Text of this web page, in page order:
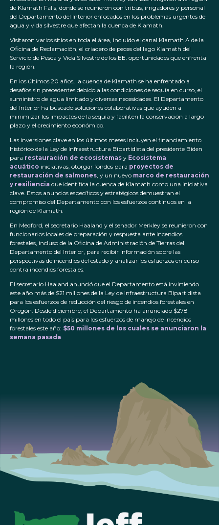
de Klamath Falls, donde se reunieron con tribus, irrigadores y personal
del Departamento del Interior enfocados en los problemas urgentes de
agua y vida silvestre que afectan la cuenca de Klamath.
Visitaron varios sitios en toda el área, incluido el canal Klamath A de la
Oficina de Reclamación, el criadero de peces del lago Klamath del
Servicio de Pesca y Vida Silvestre de los EE. oportunidades que enfrenta
la región.
En los últimos 20 años, la cuenca de Klamath se ha enfrentado a
desafíos sin precedentes debido a las condiciones de sequía en curso, el
suministro de agua limitado y diversas necesidades. El Departamento
del Interior ha buscado soluciones colaborativas que ayuden a
minimizar los impactos de la sequía y faciliten la conservación a largo
plazo y el crecimiento económico.
Las inversiones clave en los últimos meses incluyen el financiamiento
histórico de la Ley de Infraestructura Bipartidista del presidente Biden
para restauración de ecosistemas y Ecosistema
acuático iniciativas, otorgar fondos para proyectos de
restauración de salmones, y un nuevo marco de restauración
y resiliencia que identifica la cuenca de Klamath como una iniciativa
clave. Estos anuncios específicos y estratégicos demuestran el
compromiso del Departamento con los esfuerzos continuos en la
región de Klamath.
En Medford, el secretario Haaland y el senador Merkley se reunieron con
funcionarios locales de preparación y respuesta ante incendios
forestales, incluso de la Oficina de Administración de Tierras del
Departamento del Interior, para recibir información sobre las
perspectivas de incendios del estado y analizar los esfuerzos en curso
contra incendios forestales.
El secretario Haaland anunció que el Departamento está invirtiendo
este año más de $21 millones de la Ley de Infraestructura Bipartidista
para los esfuerzos de reducción del riesgo de incendios forestales en
Oregón. Desde diciembre, el Departamento ha anunciado $278
millones en todo el país para los esfuerzos de manejo de incendios
forestales este año: $50 millones de los cuales se anunciaron la
semana pasada.